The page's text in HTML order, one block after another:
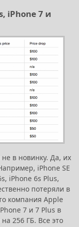
iPhone 7 и
в новинку. Да, их
iPhone SE
iPhone 6s Plus,
потеряли в
компания Apple
7 и 7 Plus в
256 ГБ. Все это